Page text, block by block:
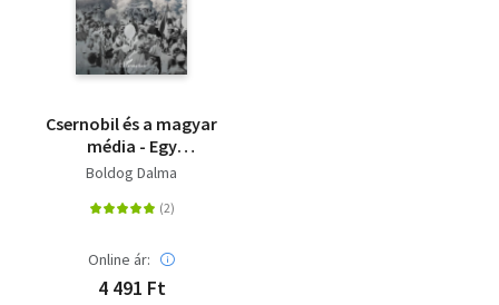
Csernobil és a magyar
média - Egy
atomkatasztrófa
Boldog Dalma
Online ár:
4 491 Ft